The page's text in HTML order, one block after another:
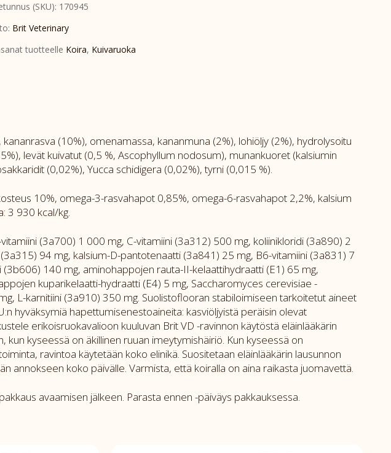
(SKU): 170945
Brit Veterinary
tuotteelle Koira, Kuivaruoka
(10%), omenamassa, kananmuna (2%), lohiöljy (2%), hydrolysoitu
levät kuivatut (0,5 %, Ascophyllum nodosum), munankuoret (kalsiumin
(0,02%), Yucca schidigera (0,02%), tyrni (0,015 %).
10%, omega-3-rasvahapot 0,85%, omega-6-rasvahapot 2,2%, kalsium
3 930 kcal/kg.
(3a700) 1 000 mg, C-vitamiini (3a312) 500 mg, koliinikloridi (3a890) 2
94 mg, kalsium-D-pantotenaatti (3a841) 25 mg, B6-vitamiini (3a831) 7
140 mg, aminohappojen rauta-II-kelaattihydraatti (E1) 65 mg,
kuparikelaatti-hydraatti (E4) 5 mg, Saccharomyces cerevisiae -
L-karnitiini (3a910) 350 mg. Suolistoflooran stabiloimiseen tarkoitetut aineet
hyväksymiä hapettumisenestoaineita: kasviöljyistä peräisin olevat
erikoisruokavalioon kuuluvan Brit VD -ravinnon käytöstä eläinlääkärin
kun kyseessä on äkillinen ruuan imeytymishäiriö. Kun kyseessä on
ravintoa käytetään koko elinikä. Suositetaan eläinlääkärin lausunnon
annokseen koko päivälle. Varmista, että koiralla on aina raikasta juomavettä.
avaamisen jälkeen. Parasta ennen -päiväys pakkauksessa.